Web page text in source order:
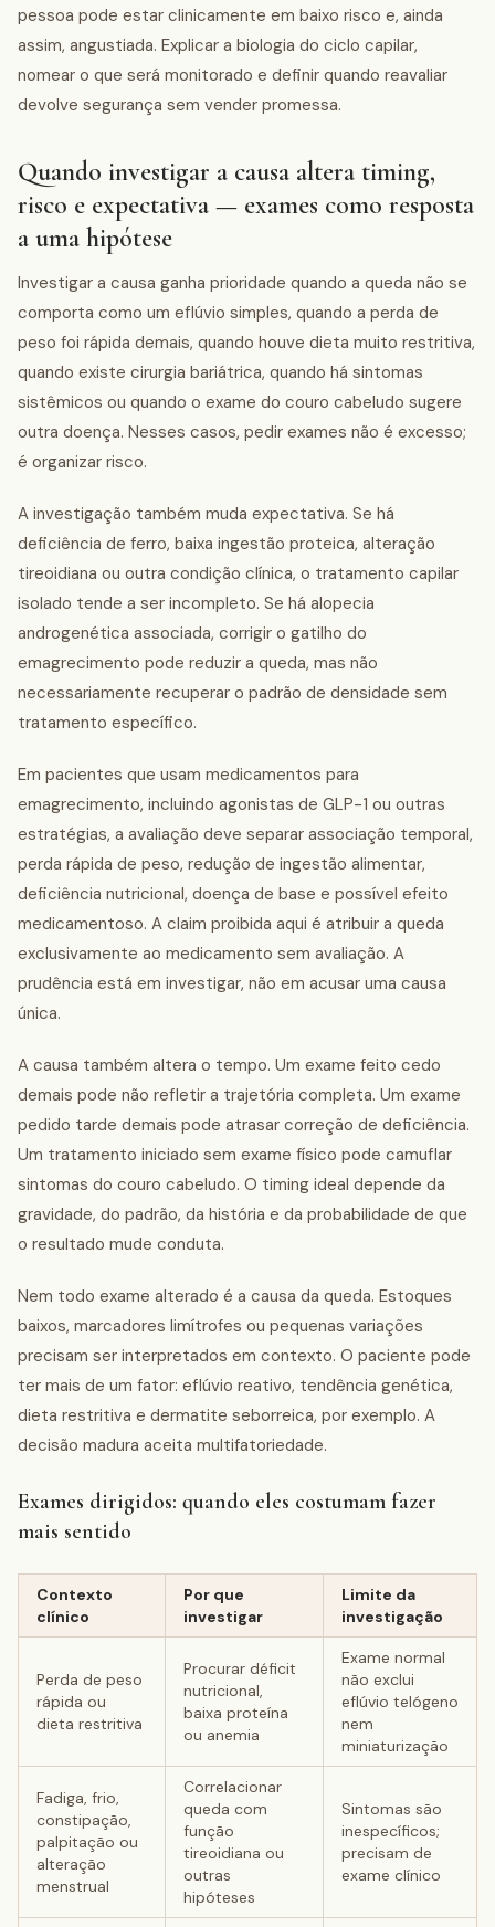
pessoa pode estar clinicamente em baixo risco e, ainda
assim, angustiada. Explicar a biologia do ciclo capilar,
nomear o que será monitorado e definir quando reavaliar
devolve segurança sem vender promessa.
Quando investigar a causa altera timing,
risco e expectativa — exames como resposta
a uma hipótese
Investigar a causa ganha prioridade quando a queda não se
comporta como um eflúvio simples, quando a perda de
peso foi rápida demais, quando houve dieta muito restritiva,
quando existe cirurgia bariátrica, quando há sintomas
sistêmicos ou quando o exame do couro cabeludo sugere
outra doença. Nesses casos, pedir exames não é excesso;
é organizar risco.
A investigação também muda expectativa. Se há
deficiência de ferro, baixa ingestão proteica, alteração
tireoidiana ou outra condição clínica, o tratamento capilar
isolado tende a ser incompleto. Se há alopecia
androgenética associada, corrigir o gatilho do
emagrecimento pode reduzir a queda, mas não
necessariamente recuperar o padrão de densidade sem
tratamento específico.
Em pacientes que usam medicamentos para
emagrecimento, incluindo agonistas de GLP-1 ou outras
estratégias, a avaliação deve separar associação temporal,
perda rápida de peso, redução de ingestão alimentar,
deficiência nutricional, doença de base e possível efeito
medicamentoso. A claim proibida aqui é atribuir a queda
exclusivamente ao medicamento sem avaliação. A
prudência está em investigar, não em acusar uma causa
única.
A causa também altera o tempo. Um exame feito cedo
demais pode não refletir a trajetória completa. Um exame
pedido tarde demais pode atrasar correção de deficiência.
Um tratamento iniciado sem exame físico pode camuflar
sintomas do couro cabeludo. O timing ideal depende da
gravidade, do padrão, da história e da probabilidade de que
o resultado mude conduta.
Nem todo exame alterado é a causa da queda. Estoques
baixos, marcadores limítrofes ou pequenas variações
precisam ser interpretados em contexto. O paciente pode
ter mais de um fator: eflúvio reativo, tendência genética,
dieta restritiva e dermatite seborreica, por exemplo. A
decisão madura aceita multifatoriedade.
Exames dirigidos: quando eles costumam fazer
mais sentido
Contexto
clínico
Por que
investigar
Limite da
investigação
Perda de peso
rápida ou
dieta restritiva
Procurar déficit
nutricional,
baixa proteína
ou anemia
Exame normal
não exclui
eflúvio telógeno
nem
miniaturização
Fadiga, frio,
constipação,
palpitação ou
alteração
menstrual
Correlacionar
queda com
função
tireoidiana ou
outras
hipóteses
Sintomas são
inespecíficos;
precisam de
exame clínico